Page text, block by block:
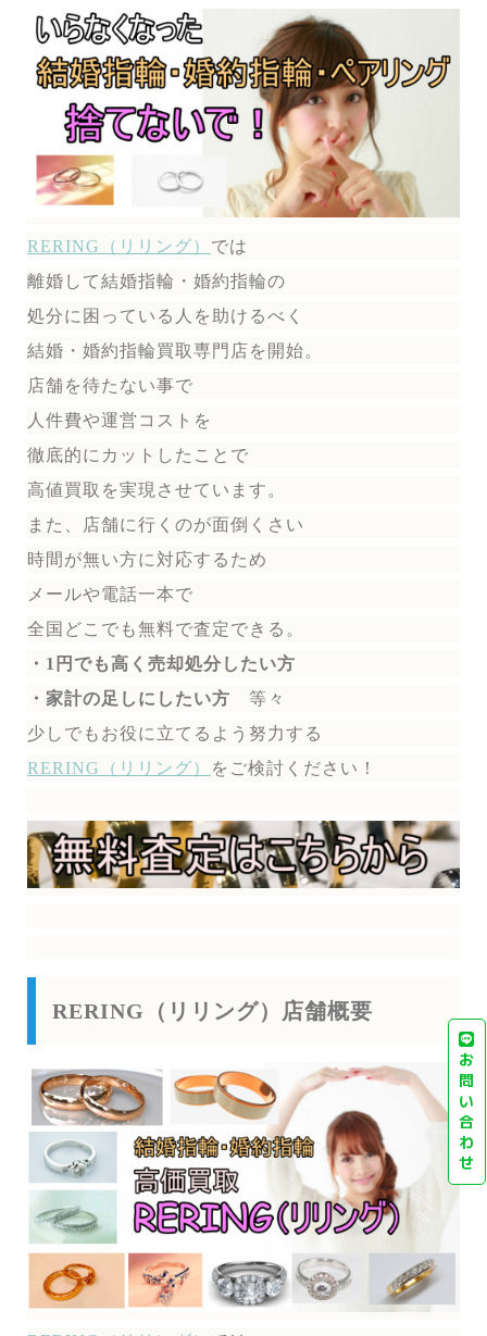
RERING（リリング） では
離婚して結婚指輪・婚約指輪の
処分に困っている人を助けるべく
結婚・婚約指輪買取専門店を開始。
店舗を待たない事で
人件費や運営コストを
徹底的にカットしたことで
高値買取を実現させています。
また、店舗に行くのが面倒くさい
時間が無い方に対応するため
メールや電話一本で
全国どこでも無料で査定できる。
・1円でも高く売却処分したい方
・家計の足しにしたい方 等々
少しでもお役に立てるよう努力する
RERING（リリング）
を ご検討ください！
RERING（リリング）店舗概要
お
問
い
合
わ
せ